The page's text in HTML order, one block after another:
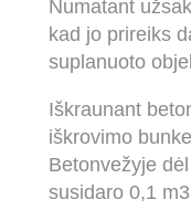
Numatant
kad jo prireiks
suplanuoto
Iškraunant
iškrovimo
Betonvežyje
susidaro 0,1